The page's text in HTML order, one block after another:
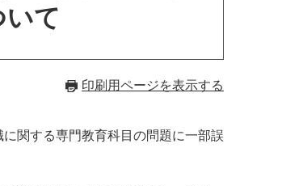
て
印刷用ページを表示する
関する専門教育科目の問題に一部誤